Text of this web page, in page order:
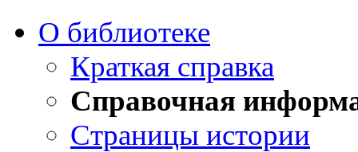
О библиотеке
Краткая справка
Справочная
Страницы истории